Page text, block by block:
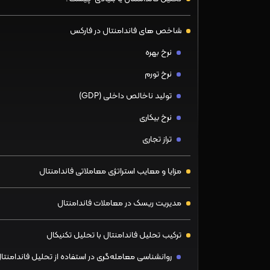
شاخص های فاندامنتال در فارکس
نرخ بهره
نرخ تورم
تولید ناخالص داخلی (GDP)
نرخ بیکاری
تراز تجاری
مزایا و معایب استراتژی معاملاتی فاندامنتال
مدیریت ریسک در معاملات فاندامنتال
ترکیب تحلیل فاندامنتال با تحلیل تکنیکال
روانشناسی معامله‌گری در استفاده از تحلیل